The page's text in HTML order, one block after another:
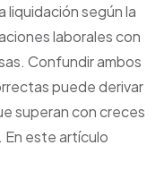
liquidación según la
laborales con
Confundir ambos
puede derivar
superan con creces
En este artículo